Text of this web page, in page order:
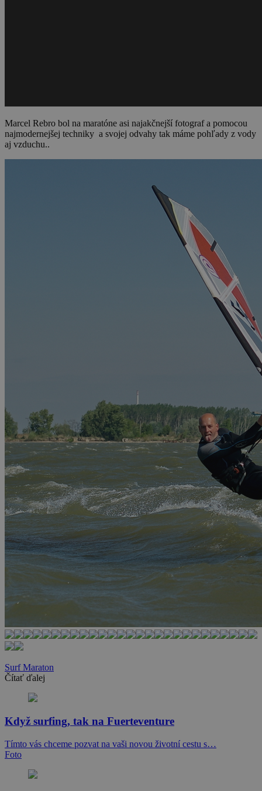
Marcel Rebro bol na maratóne asi najakčnejší fotograf a pomocou
najmodernejšej techniky a svojej odvahy tak máme pohľady z vody
aj vzduchu..
Surf Maraton
Čítať ďalej
Když surfing, tak na Fuerteventure
Tímto vás chceme pozvat na vaši novou životní cestu s…
Foto